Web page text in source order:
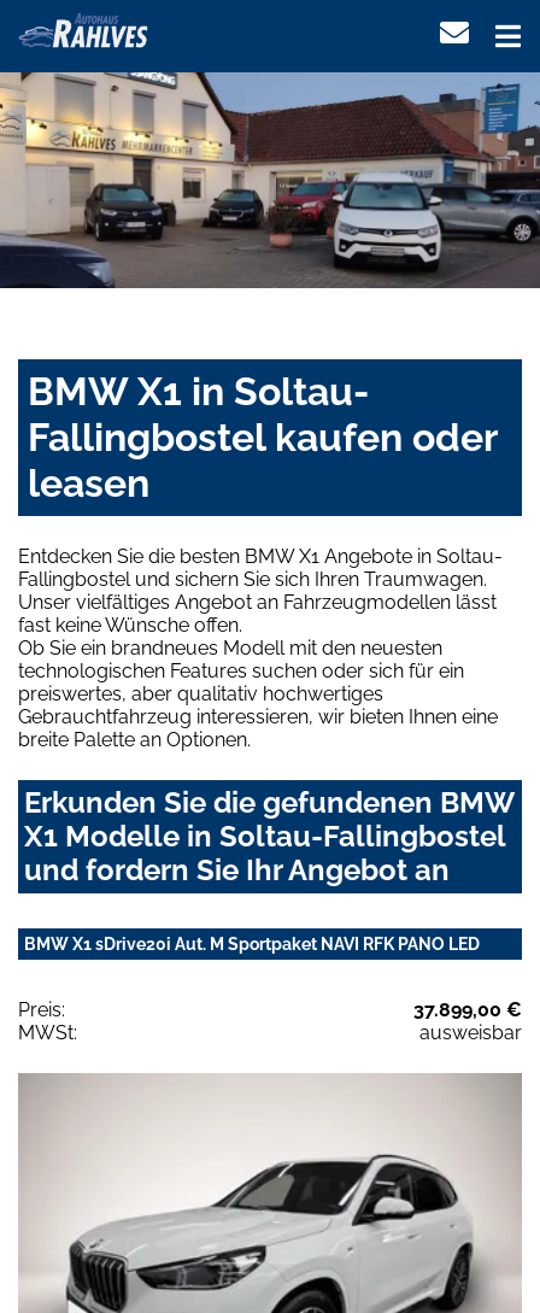
BMW X1 in Soltau-
Fallingbostel kaufen oder
leasen
Entdecken Sie die besten BMW X1 Angebote in Soltau-
Fallingbostel und sichern Sie sich Ihren Traumwagen.
Unser vielfältiges Angebot an Fahrzeugmodellen lässt
fast keine Wünsche offen.
Ob Sie ein brandneues Modell mit den neuesten
technologischen Features suchen oder sich für ein
preiswertes, aber qualitativ hochwertiges
Gebrauchtfahrzeug interessieren, wir bieten Ihnen eine
breite Palette an Optionen.
Erkunden Sie die gefundenen BMW
X1 Modelle in Soltau-Fallingbostel
und fordern Sie Ihr Angebot an
BMW X1 sDrive20i Aut. M Sportpaket NAVI RFK PANO LED
Preis:
37.899,00 €
MWSt:
ausweisbar